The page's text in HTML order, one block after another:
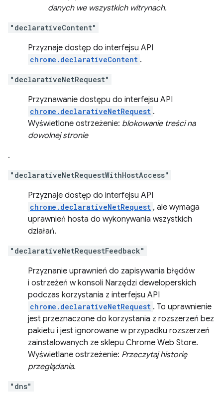
danych we wszystkich witrynach.
"declarativeContent"
Przyznaje dostęp do interfejsu API
chrome.declarativeContent .
"declarativeNetRequest"
Przyznawanie dostępu do interfejsu API
chrome.declarativeNetRequest .
Wyświetlone ostrzeżenie: blokowanie treści na
dowolnej stronie
.
"declarativeNetRequestWithHostAccess"
Przyznaje dostęp do interfejsu API
chrome.declarativeNetRequest , ale wymaga
uprawnień hosta do wykonywania wszystkich
działań.
"declarativeNetRequestFeedback"
Przyznanie uprawnień do zapisywania błędów
i ostrzeżeń w konsoli Narzędzi deweloperskich
podczas korzystania z interfejsu API
chrome.declarativeNetRequest . To uprawnienie
jest przeznaczone do korzystania z rozszerzeń bez
pakietu i jest ignorowane w przypadku rozszerzeń
zainstalowanych ze sklepu Chrome Web Store.
Wyświetlane ostrzeżenie: Przeczytaj historię
przeglądania.
"dns"